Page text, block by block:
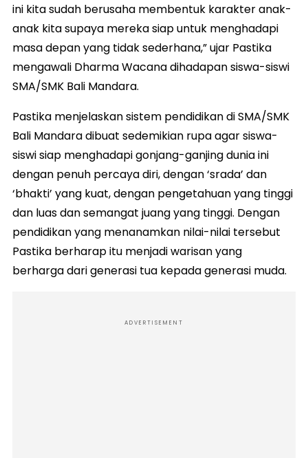
ini kita sudah berusaha membentuk karakter anak-
anak kita supaya mereka siap untuk menghadapi
masa depan yang tidak sederhana,” ujar Pastika
mengawali Dharma Wacana dihadapan siswa-siswi
SMA/SMK Bali Mandara.
Pastika menjelaskan sistem pendidikan di SMA/SMK
Bali Mandara dibuat sedemikian rupa agar siswa-
siswi siap menghadapi gonjang-ganjing dunia ini
dengan penuh percaya diri, dengan ‘srada’ dan
‘bhakti’ yang kuat, dengan pengetahuan yang tinggi
dan luas dan semangat juang yang tinggi. Dengan
pendidikan yang menanamkan nilai-nilai tersebut
Pastika berharap itu menjadi warisan yang
berharga dari generasi tua kepada generasi muda.
ADVERTISEMENT